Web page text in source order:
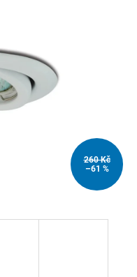
260 Kč
–61 %